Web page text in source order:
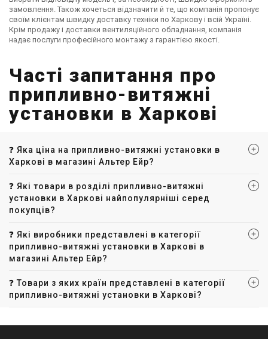
замовлення. Також хочеться відзначити й те, що компанія пропонує
своїм клієнтам швидку доставку техніки по Харкову і всій Україні.
Крім продажу і доставки вентиляційного обладнання, компанія
надає послуги професійного монтажу з гарантією якості.
Часті запитання про
припливно-витяжні
установки в Харкові
❓ Яка ціна на припливно-витяжні установки в
Харкові в магазині Альтер Ейр?
❓ Які товари в розділі припливно-витяжні
установки в Харкові найпопулярніші серед
покупців?
❓ Які виробники представлені в категорії
припливно-витяжні установки в Харкові в
магазині Альтер Ейр?
❓ Товари з яких країн представлені в категорії
припливно-витяжні установки в Харкові?